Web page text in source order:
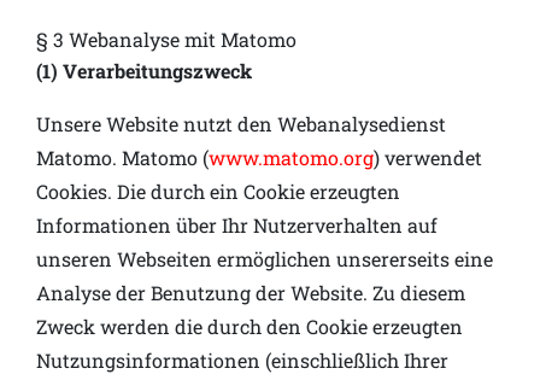
§ 3 Webanalyse mit Matomo
(1) Verarbeitungszweck
Unsere Website nutzt den Webanalysedienst
Matomo. Matomo (www.matomo.org) verwendet
Cookies. Die durch ein Cookie erzeugten
Informationen über Ihr Nutzerverhalten auf
unseren Webseiten ermöglichen unsererseits eine
Analyse der Benutzung der Website. Zu diesem
Zweck werden die durch den Cookie erzeugten
Nutzungsinformationen (einschließlich Ihrer